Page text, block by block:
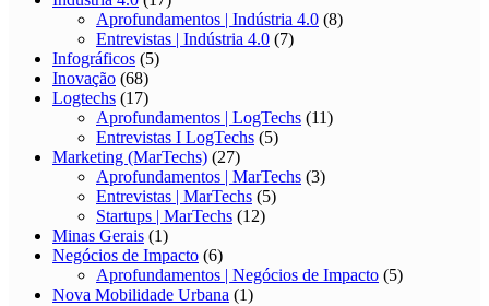
Aprofundamentos | Indústria 4.0 (8)
Entrevistas | Indústria 4.0 (7)
Infográficos (5)
Inovação (68)
Logtechs (17)
Aprofundamentos | LogTechs (11)
Entrevistas I LogTechs (5)
Marketing (MarTechs) (27)
Aprofundamentos | MarTechs (3)
Entrevistas | MarTechs (5)
Startups | MarTechs (12)
Minas Gerais (1)
Negócios de Impacto (6)
Aprofundamentos | Negócios de Impacto (5)
Nova Mobilidade Urbana (1)